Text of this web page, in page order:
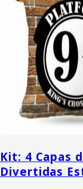
Kit: 4 Capas
Divertidas